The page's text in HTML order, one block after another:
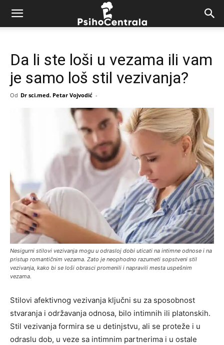
Da li ste loši u vezama ili vam
je samo loš stil vezivanja?
Od Dr sci.med. Petar Vojvodić -
Nesigurni stilovi vezivanja mogu u odrasloj dobi uticati na intimne odnose i na
pristup romantičnim vezama. Zato je neophodno razumeti sopstveni stil
vezivanja, kako bi se loši obrasci promenili i napravili mesta uspešnim
vezama.
Stilovi afektivnog vezivanja ključni su za sposobnost
stvaranja i održavanja odnosa, bilo intimnih ili platonskih.
Stil vezivanja formira se u detinjstvu, ali se proteže i u
odraslu dob, u veze sa intimnim partnerima i u ostale